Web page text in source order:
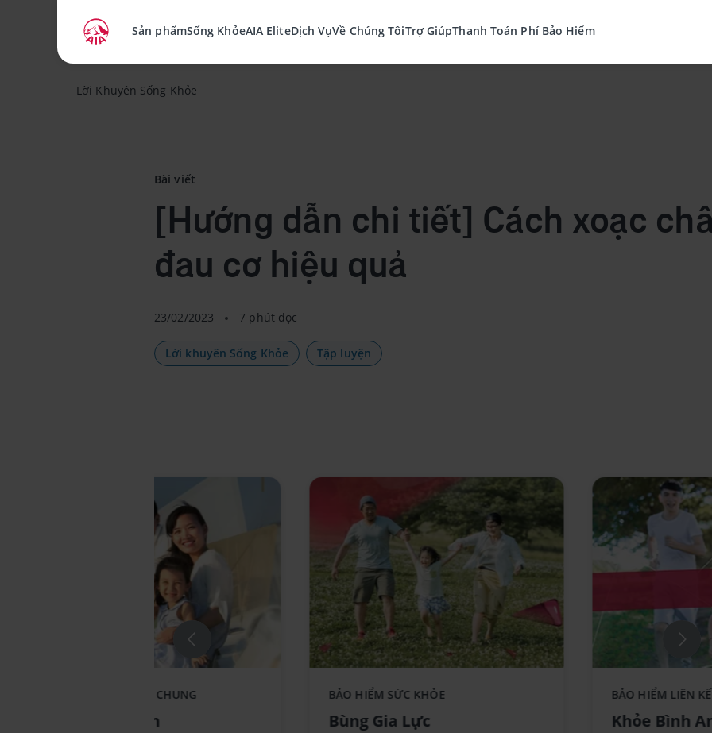
Sản phẩmSống KhỏeAIA EliteDịch VụVề Chúng TôiTrợ GiúpThanh Toán Phí Bảo Hiểm
Lời Khuyên Sống Khỏe
Bài viết
[Hướng dẫn chi tiết] Cách xoạc
đau cơ hiệu quả
23/02/2023 7 phút đọc
Lời khuyên Sống Khỏe Tập luyện
KhoeTronVen_no text
BẢO HIỂM LIÊN KẾT CHUNG
Khỏe Trọn Vẹn
Replace component AIA - Standee-
BungGiaLuc_No text
BẢO HIỂM SỨC KHỎE
Bùng Gia Lực
BẢO HIỂM LIÊN
Khỏe Bình